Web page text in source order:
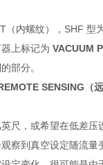
（内螺纹），SHF 型
上标记为 VACUUM
部分。
SENSING（远
尺，或希望在低差压
察到真空设定随流